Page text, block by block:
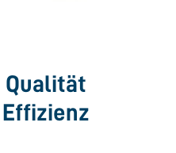
Qualität